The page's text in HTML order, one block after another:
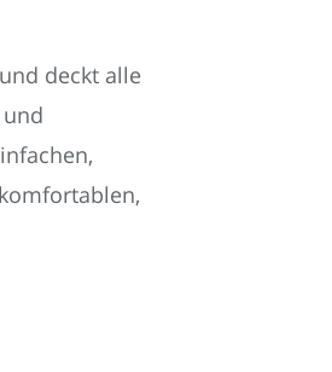
deckt alle